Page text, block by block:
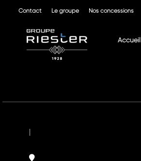
Contact Le groupe Nos concessions
Accueil